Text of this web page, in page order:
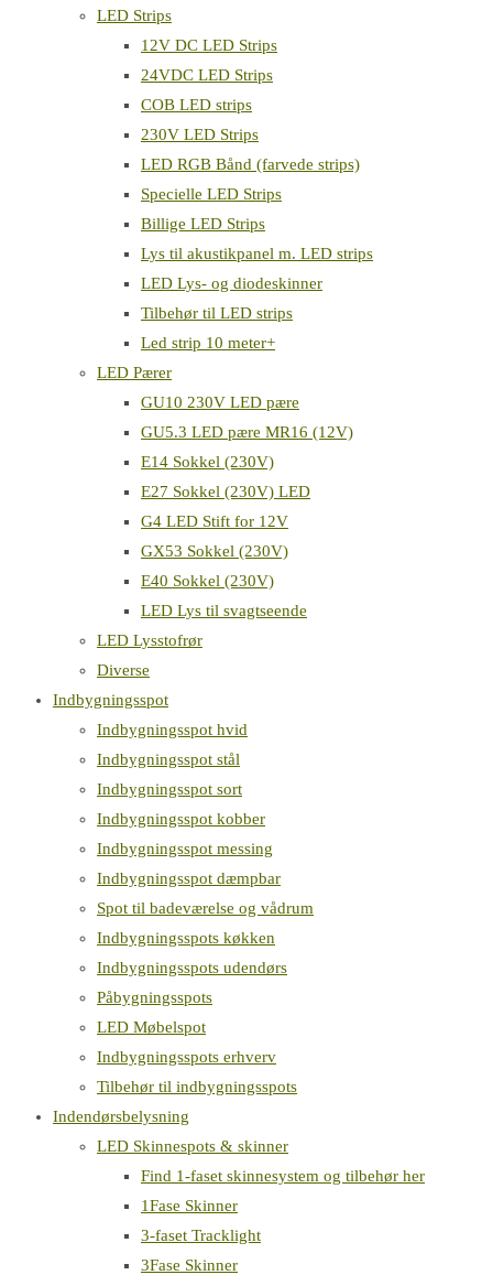
LED Strips
12V DC LED Strips
24VDC LED Strips
COB LED strips
230V LED Strips
LED RGB Bånd (farvede strips)
Specielle LED Strips
Billige LED Strips
Lys til akustikpanel m. LED strips
LED Lys- og diodeskinner
Tilbehør til LED strips
Led strip 10 meter+
LED Pærer
GU10 230V LED pære
GU5.3 LED pære MR16 (12V)
E14 Sokkel (230V)
E27 Sokkel (230V) LED
G4 LED Stift for 12V
GX53 Sokkel (230V)
E40 Sokkel (230V)
LED Lys til svagtseende
LED Lysstofrør
Diverse
Indbygningsspot
Indbygningsspot hvid
Indbygningsspot stål
Indbygningsspot sort
Indbygningsspot kobber
Indbygningsspot messing
Indbygningsspot dæmpbar
Spot til badeværelse og vådrum
Indbygningsspots køkken
Indbygningsspots udendørs
Påbygningsspots
LED Møbelspot
Indbygningsspots erhverv
Tilbehør til indbygningsspots
Indendørsbelysning
LED Skinnespots & skinner
Find 1-faset skinnesystem og tilbehør her
1Fase Skinner
3-faset Tracklight
3Fase Skinner